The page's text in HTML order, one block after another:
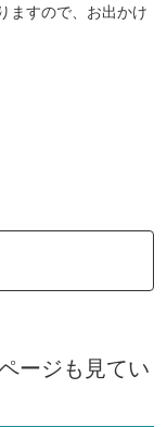
ますので、お出かけ
ージも見てい